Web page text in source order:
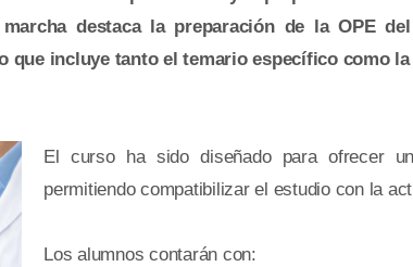
destaca la preparación de la OPE
incluye tanto el temario específico como
El curso ha sido diseñado para ofrecer
permitiendo compatibilizar el estudio con la
Los alumnos contarán con: